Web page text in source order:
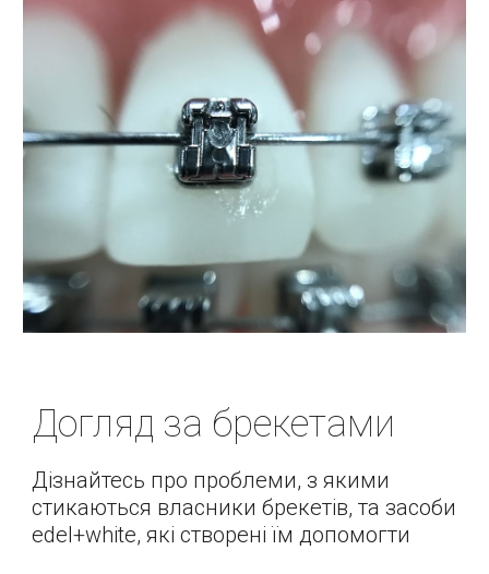
Догляд за брекетами
Дізнайтесь про проблеми, з якими
стикаються власники брекетів, та засоби
edel+white, які створені їм допомогти